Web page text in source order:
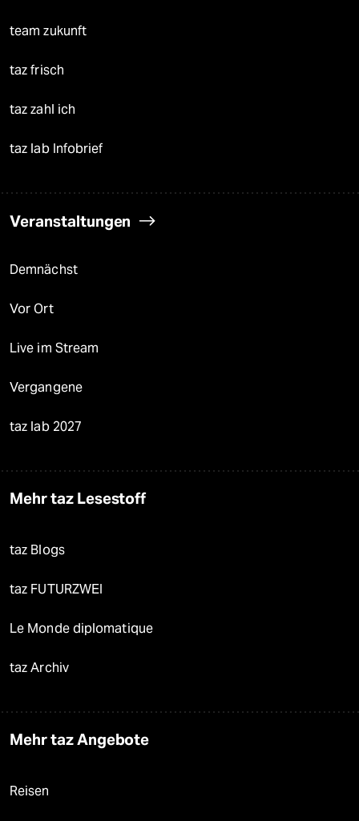
team zukunft
taz frisch
taz zahl ich
taz lab Infobrief
Veranstaltungen
Demnächst
Vor Ort
Live im Stream
Vergangene
taz lab 2027
Mehr taz Lesestoff
taz Blogs
taz FUTURZWEI
Le Monde diplomatique
taz Archiv
Mehr taz Angebote
Reisen